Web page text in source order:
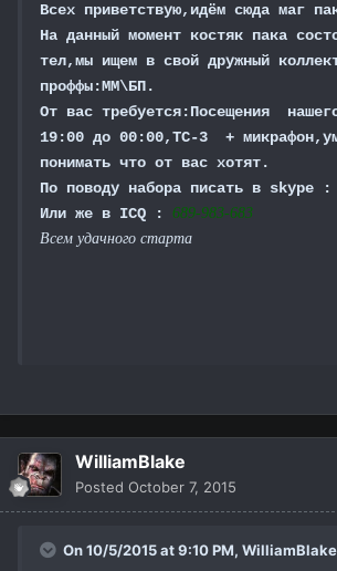
Всех приветствую,идём сюда маг
На данный момент костяк пака
тел,мы ищем в свой дружный
проффы:ММ\БП.
От вас требуется:Посещения
19:00 до 00:00,ТС-3 +
понимать что от вас хотят.
По поводу набора писать в skype :
Или же в ICQ : 689-983-683
Всем удачного старта
WilliamBlake
Posted October 7, 2015
On 10/5/2015 at 9:10 PM, WilliamBlake